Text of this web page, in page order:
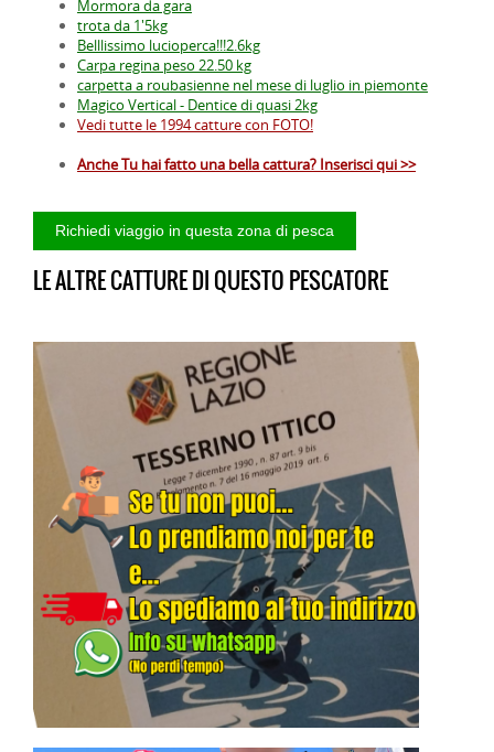
Mormora da gara
trota da 1'5kg
Belllissimo lucioperca!!!2.6kg
Carpa regina peso 22.50 kg
carpetta a roubasienne nel mese di luglio in piemonte
Magico Vertical - Dentice di quasi 2kg
Vedi tutte le 1994 catture con FOTO!
Anche Tu hai fatto una bella cattura? Inserisci qui >>
LE ALTRE CATTURE DI QUESTO PESCATORE